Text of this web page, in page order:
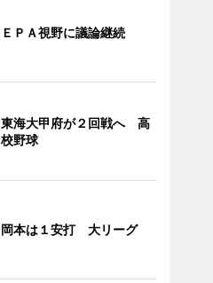
ＥＰＡ視野に議論継続
東海大甲府が２回戦へ 高
校野球
岡本は１安打 大リーグ